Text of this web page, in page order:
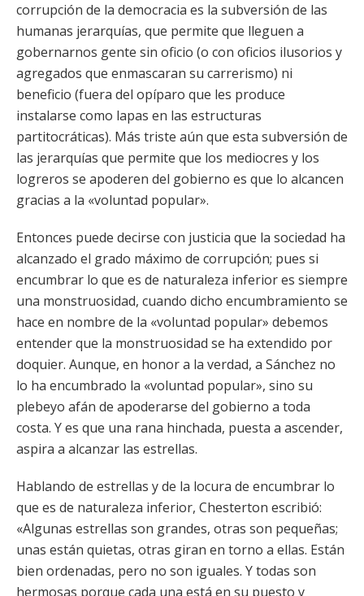
corrupción de la democracia es la subversión de las
humanas jerarquías, que permite que lleguen a
gobernarnos gente sin oficio (o con oficios ilusorios y
agregados que enmascaran su carrerismo) ni
beneficio (fuera del opíparo que les produce
instalarse como lapas en las estructuras
partitocráticas). Más triste aún que esta subversión de
las jerarquías que permite que los mediocres y los
logreros se apoderen del gobierno es que lo alcancen
gracias a la «voluntad popular».
Entonces puede decirse con justicia que la sociedad ha
alcanzado el grado máximo de corrupción; pues si
encumbrar lo que es de naturaleza inferior es siempre
una monstruosidad, cuando dicho encumbramiento se
hace en nombre de la «voluntad popular» debemos
entender que la monstruosidad se ha extendido por
doquier. Aunque, en honor a la verdad, a Sánchez no
lo ha encumbrado la «voluntad popular», sino su
plebeyo afán de apoderarse del gobierno a toda
costa. Y es que una rana hinchada, puesta a ascender,
aspira a alcanzar las estrellas.
Hablando de estrellas y de la locura de encumbrar lo
que es de naturaleza inferior, Chesterton escribió:
«Algunas estrellas son grandes, otras son pequeñas;
unas están quietas, otras giran en torno a ellas. Están
bien ordenadas, pero no son iguales. Y todas son
hermosas porque cada una está en su puesto y